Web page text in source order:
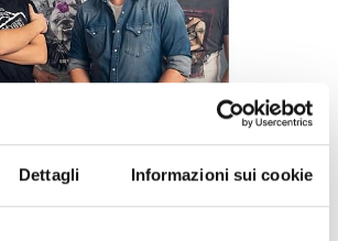
Dettagli Informazioni sui cookie
la malga di Laces festeggia una
cibo e bevande in abbondanza. La